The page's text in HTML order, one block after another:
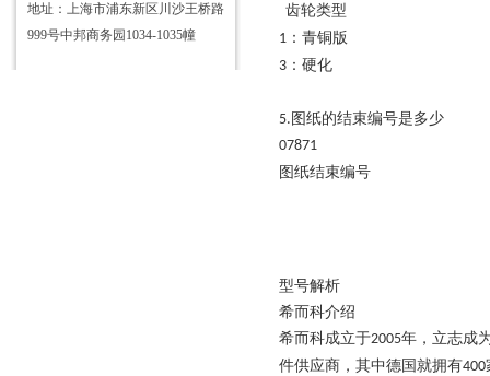
地址：上海市浦东新区川沙王桥路
999号中邦商务园1034-1035幢
齿轮类型
1 ：青铜版
3 ：硬化
5. 图纸的结束编号是多少
07871
图纸结束编号
型号解析
希而科介绍
希而科成立于2005年，立志成
件供应商，其中德国就拥有400